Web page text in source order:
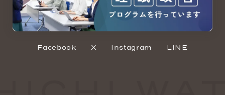
Facebook X Instagram LINE